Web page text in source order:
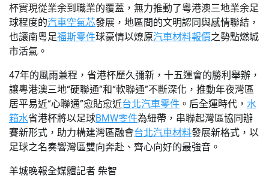
杯實現從業余到職業的覆蓋，無力推動了粵港澳三地業余足
球程度的汽車空氣芯發展，地區間的文明認同與感情聯結，
也讓南粵足福斯零件球豪情以燎原汽車材料報價之勢點燃城
市活氣。
47年的風雨兼程，省港杯歷久彌新，十五運會的勝利舉辦，
讓粵港澳三地“硬聯通”和“軟聯通”不斷深化，推動年夜灣區
居平易近“心聯通”愈貼愈近台北汽車零件 。后全運時代， 水
箱水省港杯將以足球BMW零件為紐帶，串聯起灣區協同辦
賽新形式，助力構建灣區融會台北汽車材料發展新格式，以
足球之名奏響灣區雙向奔赴、齊心向好的最強音。
羊城晚報全媒體記者 柴智